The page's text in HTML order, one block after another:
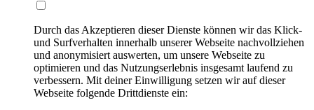
Durch das Akzeptieren dieser Dienste können wir das Klick-
und Surfverhalten innerhalb unserer Webseite nachvollziehen
und anonymisiert auswerten, um unsere Webseite zu
optimieren und das Nutzungserlebnis insgesamt laufend zu
verbessern. Mit deiner Einwilligung setzen wir auf dieser
Webseite folgende Drittdienste ein: